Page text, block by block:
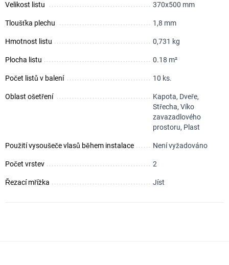
Velikost listu 370х500 mm
Tloušťka plechu 1,8 mm
Hmotnost listu 0,731 kg
Plocha listu 0.18 m²
Počet listů v balení 10 ks.
Oblast ošetření
Kapota, Dveře,
Střecha, Víko
zavazadlového
prostoru, Plast
Použití vysoušeče vlasů během instalace Není vyžadováno
Počet vrstev 2
Řezací mřížka Jíst